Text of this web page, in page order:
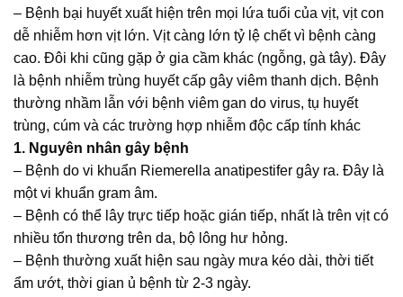
– Bệnh bại huyết xuất hiện trên mọi lứa tuổi của vịt, vịt con
dễ nhiễm hơn vịt lớn. Vịt càng lớn tỷ lệ chết vì bệnh càng
cao. Đôi khi cũng gặp ở gia cầm khác (ngỗng, gà tây). Đây
là bệnh nhiễm trùng huyết cấp gây viêm thanh dịch. Bệnh
thường nhầm lẫn với bệnh viêm gan do virus, tụ huyết
trùng, cúm và các trường hợp nhiễm độc cấp tính khác
1. Nguyên nhân gây bệnh
– Bệnh do vi khuẩn Riemerella anatipestifer gây ra. Đây là
một vi khuẩn gram âm.
– Bệnh có thể lây trực tiếp hoặc gián tiếp, nhất là trên vịt có
nhiều tổn thương trên da, bộ lông hư hỏng.
– Bệnh thường xuất hiện sau ngày mưa kéo dài, thời tiết
ẩm ướt, thời gian ủ bệnh từ 2-3 ngày.